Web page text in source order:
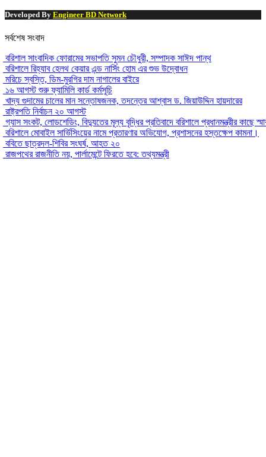
Developed By Engineer BD Network
সর্বশেষ সংবাদ
বরিশাল সাংবাদিক ফোরামের সভাপতি সুমন চৌধুরী, সম্পাদক সাঈদ পান্থ
বরিশালে রিহ্যাব হেলথ কেয়ার এন্ড নার্সিং হোম এর শুভ উদ্বোধন
মরিচে স্বস্তি, ডিম-মুরগির দাম নাগালের বাইরে
১৬ আগস্ট শুরু ফ্যামিলি কার্ড কর্মসূচি
খাদ্য গুদামের চালের মান সন্তোষজনক, তদন্তের আশ্বাস ড. জিয়াউদ্দিন হায়দারের
রাষ্ট্রপতি নির্বাচন ২০ আগস্ট
গ্যাস সংকট, লোডশেডিং, বিদ্যুতের মূল্য বৃদ্ধির প্রতিবাদে বরিশালে প্রধানমন্ত্রীর কাছে
বরিশালে মোবাইল সার্ভিসিংয়ের নামে প্রতারণার অভিযোগ, প্রশাসনের হস্তক্ষেপ কামনা।
ববিতে ছাত্রদল-শিবির সংঘর্ষ, আহত ২০
রাজপথের রাজনীতি নয়, পার্লামেন্টে ফিরতে হবে: তথ্যমন্ত্রী